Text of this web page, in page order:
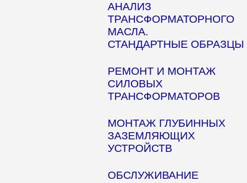
АНАЛИЗ
ТРАНСФОРМАТОРНОГО
МАСЛА.
СТАНДАРТНЫЕ ОБРАЗЦЫ
РЕМОНТ И МОНТАЖ
СИЛОВЫХ
ТРАНСФОРМАТОРОВ
МОНТАЖ ГЛУБИННЫХ
ЗАЗЕМЛЯЮЩИХ
УСТРОЙСТВ
ОБСЛУЖИВАНИЕ